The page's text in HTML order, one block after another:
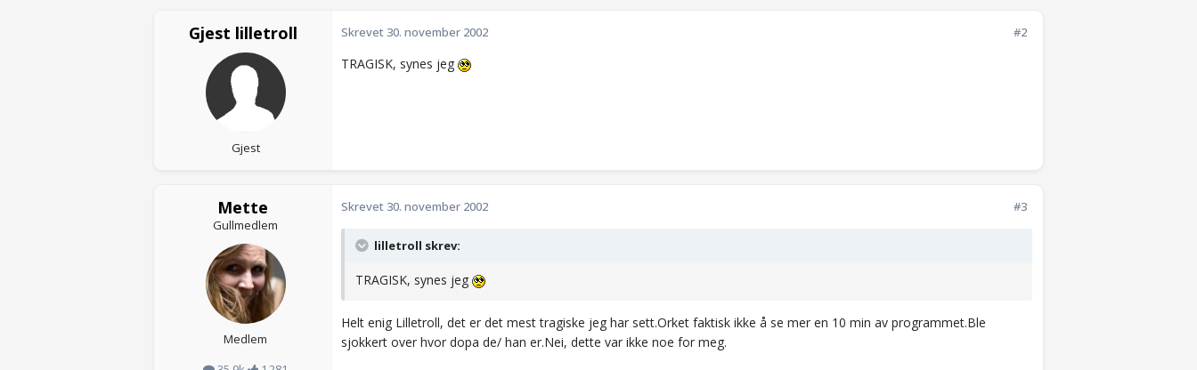
Gjest lilletroll
Gjest
#2
Skrevet 30. november 2002
TRAGISK, synes jeg
Mette
Gullmedlem
Medlem
#3
Skrevet 30. november 2002
lilletroll skrev:
TRAGISK, synes jeg
Helt enig Lilletroll, det er det mest tragiske jeg har sett.Orket faktisk ikke å se mer en 10 min av programmet.Ble
sjokkert over hvor dopa de/ han er.Nei, dette var ikke noe for meg.